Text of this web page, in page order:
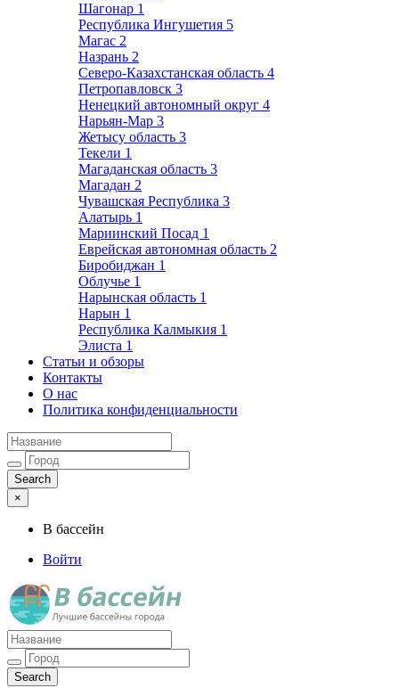
Шагонар 1
Республика Ингушетия 5
Магас 2
Назрань 2
Северо-Казахстанская область 4
Петропавловск 3
Ненецкий автономный округ 4
Нарьян-Мар 3
Жетысу область 3
Текели 1
Магаданская область 3
Магадан 2
Чувашская Республика 3
Алатырь 1
Мариинский Посад 1
Еврейская автономная область 2
Биробиджан 1
Облучье 1
Нарынская область 1
Нарын 1
Республика Калмыкия 1
Элиста 1
Статьи и обзоры
Контакты
О нас
Политика конфиденциальности
×
В бассейн
Войти
Лучшие бассейны города